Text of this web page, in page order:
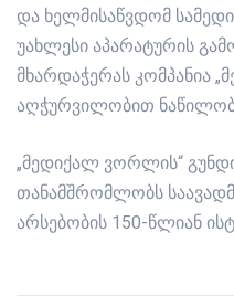
და ხელმისაწვდომ
უახლესი აპარატურის
მხარდაჭერას კომპანია
აღჭურვილობით
„მედიქალ ვორლის“
თანამშრომლობს
არსებობის 150-წლიან